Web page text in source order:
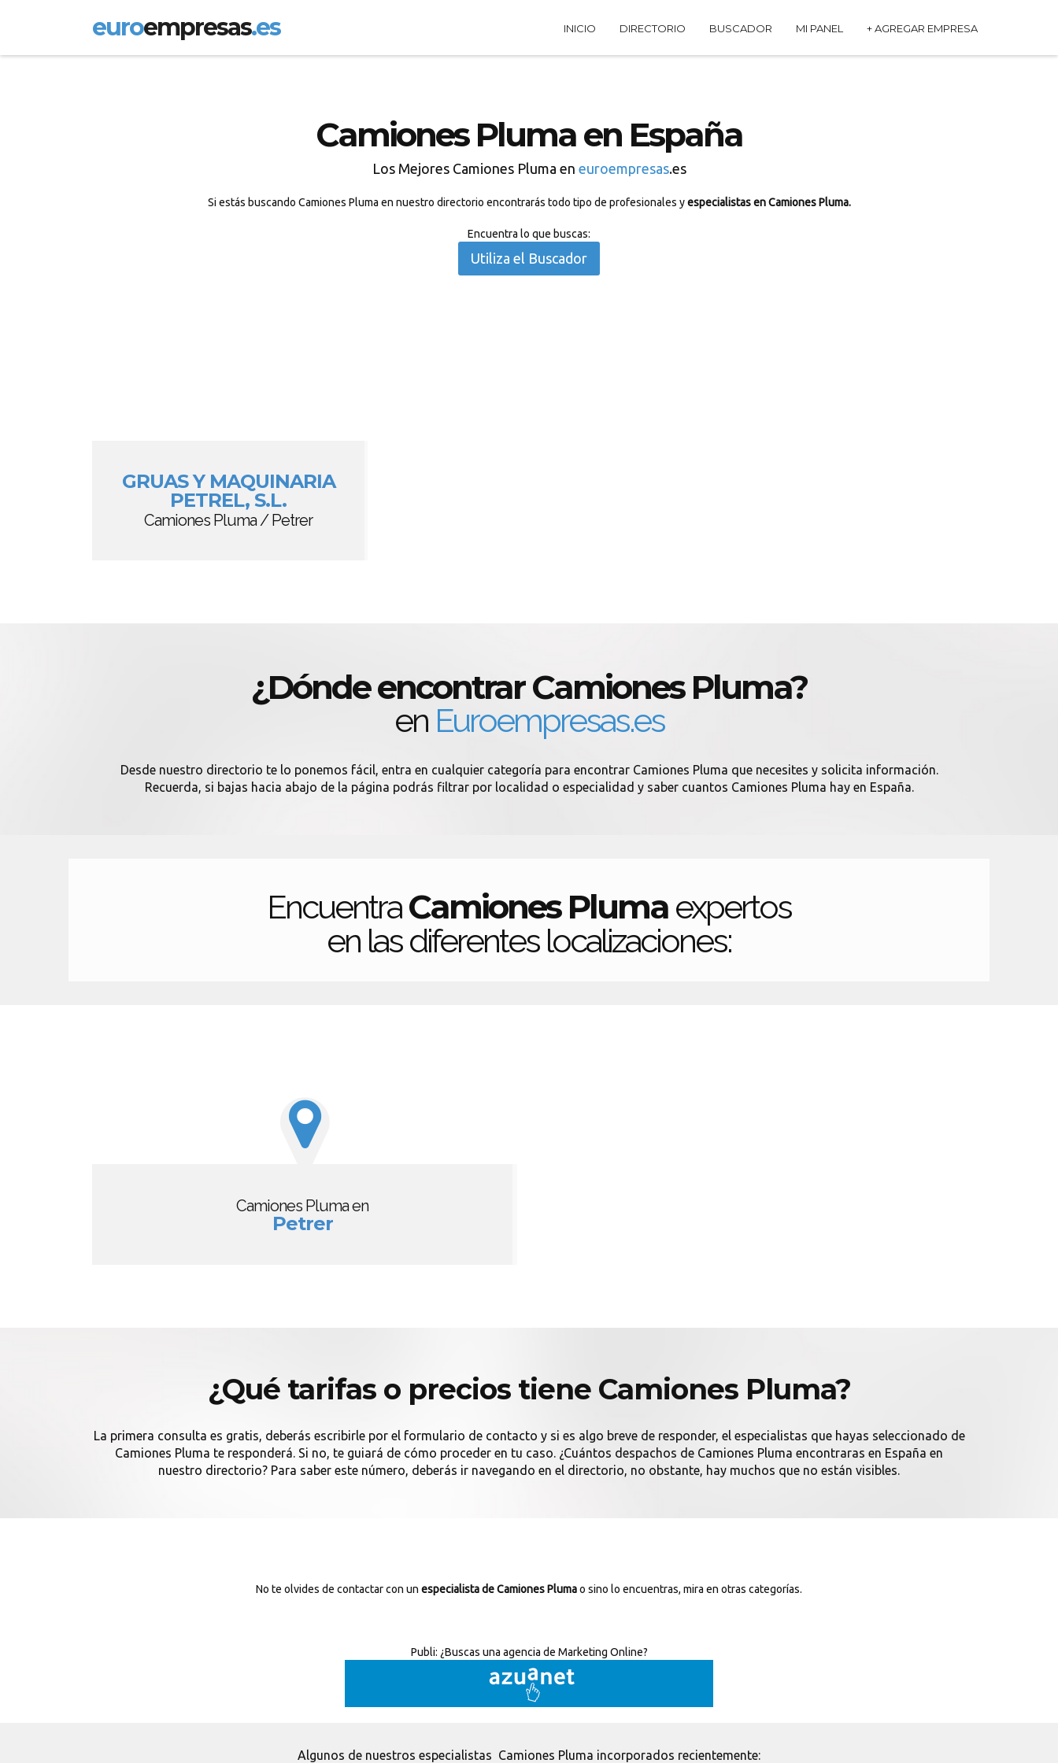
euroempresas.es INICIO DIRECTORIO BUSCADOR MI PANEL + AGREGAR EMPRESA
Camiones Pluma en España
Los Mejores Camiones Pluma en euroempresas.es
Si estás buscando Camiones Pluma en nuestro directorio encontrarás todo tipo de profesionales yespecialistas en Camiones Pluma.
Encuentra lo que buscas:
Utiliza el Buscador
GRUAS Y MAQUINARIA
PETREL, S.L.
Camiones Pluma / Petrer
¿Dónde encontrar Camiones Pluma?
en Euroempresas.es
Desde nuestro directorio te lo ponemos fácil, entra en cualquier categoría para encontrar Camiones Pluma que necesites y solicita información.
Recuerda, si bajas hacia abajo de la página podrás filtrar por localidad o especialidad y saber cuantos Camiones Pluma hay en España.
EncuentraCamiones Pluma expertos
en las diferentes localizaciones:
Camiones Pluma en
Petrer
¿Qué tarifas o precios tiene Camiones Pluma?
La primera consulta es gratis, deberás escribirle por el formulario de contacto y si es algo breve de responder, el especialistas que hayas seleccionado de
Camiones Pluma te responderá. Si no, te guiará de cómo proceder en tu caso. ¿Cuántos despachos de Camiones Pluma encontraras en España en
nuestro directorio? Para saber este número, deberás ir navegando en el directorio, no obstante, hay muchos que no están visibles.
No te olvides de contactar con un especialista de Camiones Plumao sino lo encuentras, mira en otras categorías.
Publi: ¿Buscas una agencia de Marketing Online?
Algunos de nuestros especialistas Camiones Pluma incorporados recientemente: